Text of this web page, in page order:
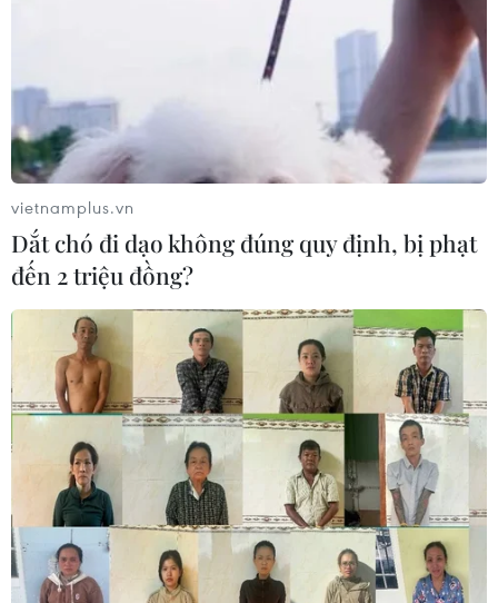
Di dời hộ dân bị ảnh hưởng bụi, mùi
khét, tiếng ồn từ Trung tâm Điện lực
Vĩnh Tân
07/08/2026 07:10
Hà Nội quyết liệt xử lý các "điểm
nghẽn" úng ngập, môi trường đô thị
07/08/2026 06:51
Kiểm soát rác thải từ nguồn - Giải
pháp bảo vệ kênh rạch TP Hồ Chí
Minh trong mùa mưa
07/08/2026 04:47
Miền Bắc giảm mưa từ đêm
nay, cuối tuần chuyển nắng nóng
07/08/2026 04:41
vietnamplus.vn
Dắt chó đi dạo không đúng quy định, bị phạt
đến 2 triệu đồng?